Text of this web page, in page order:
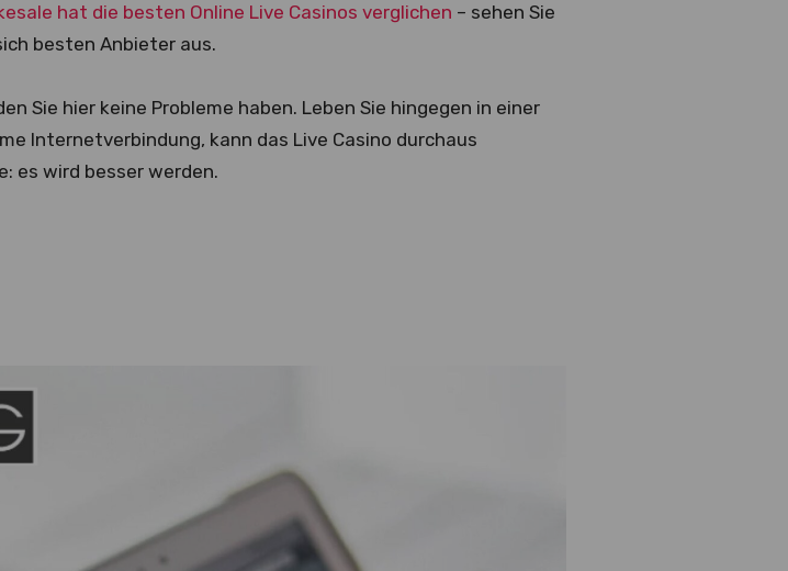
hat die besten Online Live Casinos verglichen – sehen Sie
besten Anbieter aus.
Sie hier keine Probleme haben. Leben Sie hingegen in einer
Internetverbindung, kann das Live Casino durchaus
es wird besser werden.